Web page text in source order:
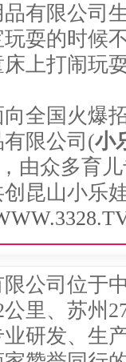
有限公司
耍的时候
上打闹玩
国火爆
限公司(小
由众多育
昆山小乐
公司位于
里、苏州
研发、生